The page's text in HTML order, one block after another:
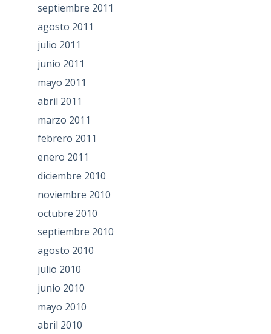
septiembre 2011
agosto 2011
julio 2011
junio 2011
mayo 2011
abril 2011
marzo 2011
febrero 2011
enero 2011
diciembre 2010
noviembre 2010
octubre 2010
septiembre 2010
agosto 2010
julio 2010
junio 2010
mayo 2010
abril 2010